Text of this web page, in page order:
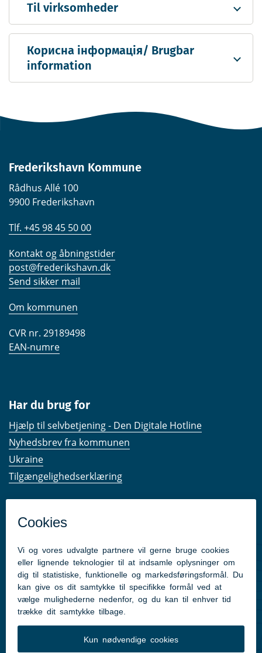
Til virksomheder
Корисна інформація/ Brugbar
information
Frederikshavn Kommune
Rådhus Allé 100
9900 Frederikshavn
Tlf. +45 98 45 50 00
Kontakt og åbningstider
post@frederikshavn.dk
Send sikker mail
Om kommunen
CVR nr. 29189498
EAN-numre
Har du brug for
Hjælp til selvbetjening - Den Digitale Hotline
Nyhedsbrev fra kommunen
Ukraine
Tilgængelighedserklæring
Følg os på Facebook
Pressekontakt
Følg med